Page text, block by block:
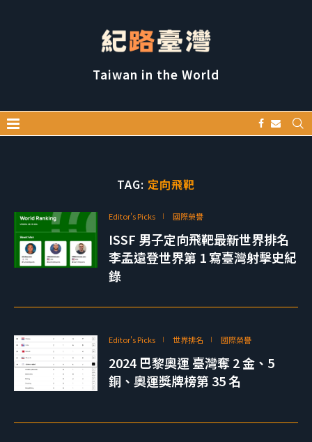
Taiwan in the World
TAG: 定向飛靶
Editor's Picks 國際榮譽
ISSF 男子定向飛靶最新世界排名
李孟遠登世界第 1 寫臺灣射擊史紀
錄
Editor's Picks 世界排名 國際榮譽
2024 巴黎奧運 臺灣奪 2 金、5
銅、奧運獎牌榜第 35 名